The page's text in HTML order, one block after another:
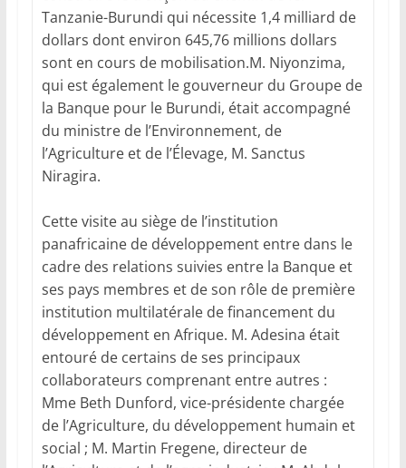
Tanzanie-Burundi qui nécessite 1,4 milliard de
dollars dont environ 645,76 millions dollars
sont en cours de mobilisation.M. Niyonzima,
qui est également le gouverneur du Groupe de
la Banque pour le Burundi, était accompagné
du ministre de l’Environnement, de
l’Agriculture et de l’Élevage, M. Sanctus
Niragira.
Cette visite au siège de l’institution
panafricaine de développement entre dans le
cadre des relations suivies entre la Banque et
ses pays membres et de son rôle de première
institution multilatérale de financement du
développement en Afrique. M. Adesina était
entouré de certains de ses principaux
collaborateurs comprenant entre autres :
Mme Beth Dunford, vice-présidente chargée
de l’Agriculture, du développement humain et
social ; M. Martin Fregene, directeur de